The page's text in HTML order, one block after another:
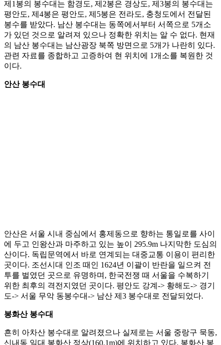
제1봉의 봉수대는 함경도, 제2봉은 경상도, 제3봉의 봉수대는
평안도, 제4봉은 평안도, 제5봉은 전라도, 충청도에서 전달된
봉수를 받았다. 남산 봉수대는 동쪽에서부터 서쪽으로 5개소
가 있던 것으로 알려져 있으나 정확한 위치는 알 수 없다. 현재
의 남산 봉수대는 남산광장 북쪽 방면으로 5개가 나란히 있다.
관련 자료를 종합하고 고증하여 현 위치에 1개소를 복원한 것
이다.
안산 봉수대
안산은 서울 시내 중심에서 홍제동으로 향하는 통일로를 사이
에 두고 인왕산과 마주하고 있는 높이 295.9m 나지막한 도심의
산이다. 독립문역에서 바로 연계되는 대중교통 이용이 편리한
곳이다. 조선시대 인조 때인 1624년 이괄이 반란을 일으켜 전
투를 벌였던 곳으로 유명하며, 한국전쟁 때 서울을 수복하기
위한 최후의 격전지였던 곳이다. 평안도 강계-> 황해도-> 경기
도-> 서울 무악 동봉수대-> 남산 제3 봉수대로 전달되었다.
봉화산 봉수대
흔히 아차산 봉수대로 알려졌으나 실제로는 서울 중랑구 묵동,
신내동 일대 봉화산 정상(160.1m)에 위치하고 있다. 봉화산 봉